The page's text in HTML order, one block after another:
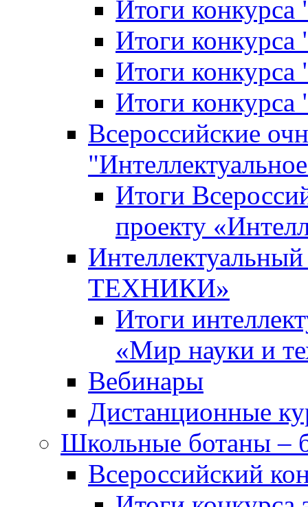
Итоги
Итоги конкурса
Итоги
Итоги
Всероссийские
Итоги
проекту
ТЕХНИКИ»
Итоги
«Мир науки и
Вебинары
Дистанционные
Школьные ботаны –
Всероссийский